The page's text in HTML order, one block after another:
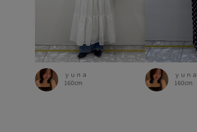
ｙｕｎａ
160cm
ｙｕｎａ
160cm